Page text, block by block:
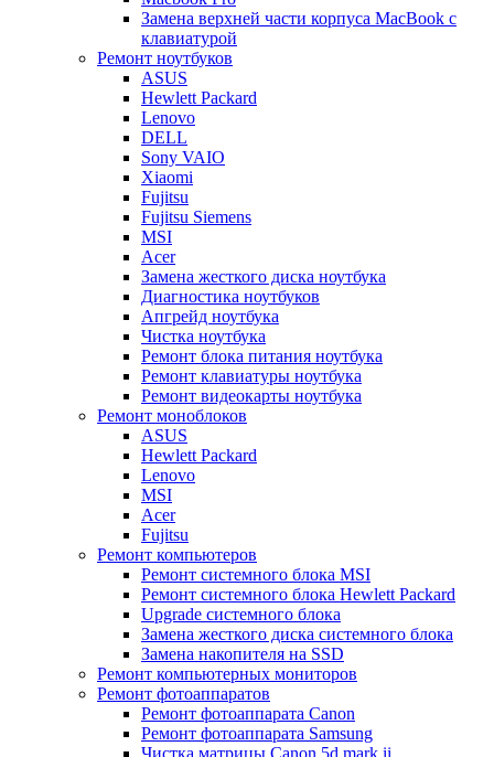
Замена верхней части корпуса MacBook с
клавиатурой
Ремонт ноутбуков
ASUS
Hewlett Packard
Lenovo
DELL
Sony VAIO
Xiaomi
Fujitsu
Fujitsu Siemens
MSI
Acer
Замена жесткого диска ноутбука
Диагностика ноутбуков
Апгрейд ноутбука
Чистка ноутбука
Ремонт блока питания ноутбука
Ремонт клавиатуры ноутбука
Ремонт видеокарты ноутбука
Ремонт моноблоков
ASUS
Hewlett Packard
Lenovo
MSI
Acer
Fujitsu
Ремонт компьютеров
Ремонт системного блока MSI
Ремонт системного блока Hewlett Packard
Upgrade системного блока
Замена жесткого диска системного блока
Замена накопителя на SSD
Ремонт компьютерных мониторов
Ремонт фотоаппаратов
Ремонт фотоаппарата Canon
Ремонт фотоаппарата Samsung
Чистка матрицы Canon 5d mark ii